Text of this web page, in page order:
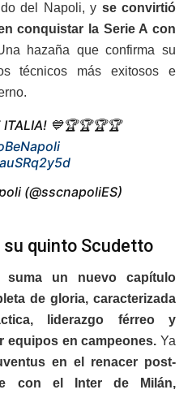
del Napoli, y se convirtió
conquistar la Serie A con
hazaña que confirma su
técnicos más exitosos e
ITALIA! 💙🏆🏆🏆🏆
(@sscnapoliES)
quinto Scudetto
un nuevo capítulo
de gloria, caracterizada
liderazgo férreo y
equipos en campeones. Ya
en el renacer post-
con el Inter de Milán,